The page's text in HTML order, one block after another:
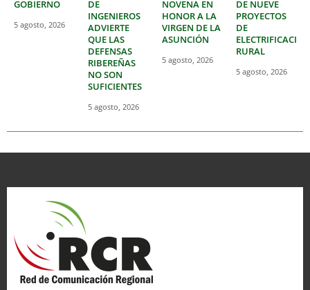
GOBIERNO
5 agosto, 2026
DE
INGENIEROS
ADVIERTE
QUE LAS
DEFENSAS
RIBEREÑAS
NO SON
SUFICIENTES
5 agosto, 2026
NOVENA EN
HONOR A LA
VIRGEN DE LA
ASUNCIÓN
5 agosto, 2026
DE NUEVE
PROYECTOS
DE
ELECTRIFICACIÓN
RURAL
5 agosto, 2026